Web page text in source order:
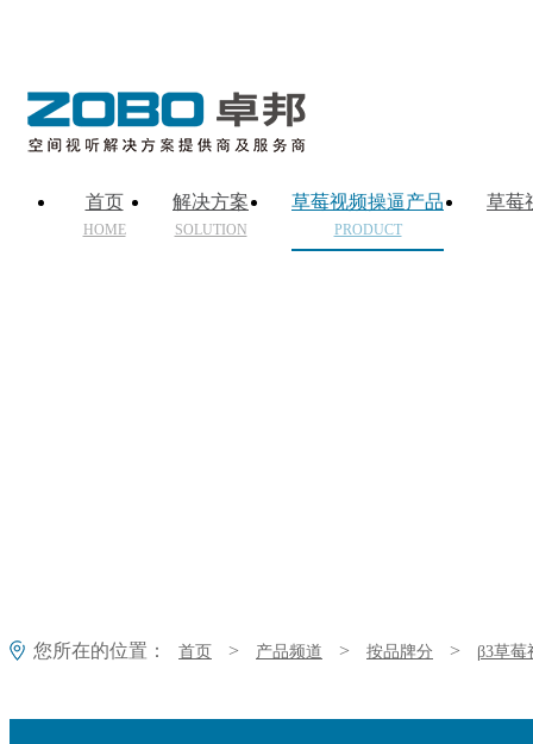
首页
HOME
解决方案
SOLUTION
草莓视频操逼产品
PRODUCT
草莓
您所在的位置： 首页 > 产品频道 > 按品牌分 > β3草莓